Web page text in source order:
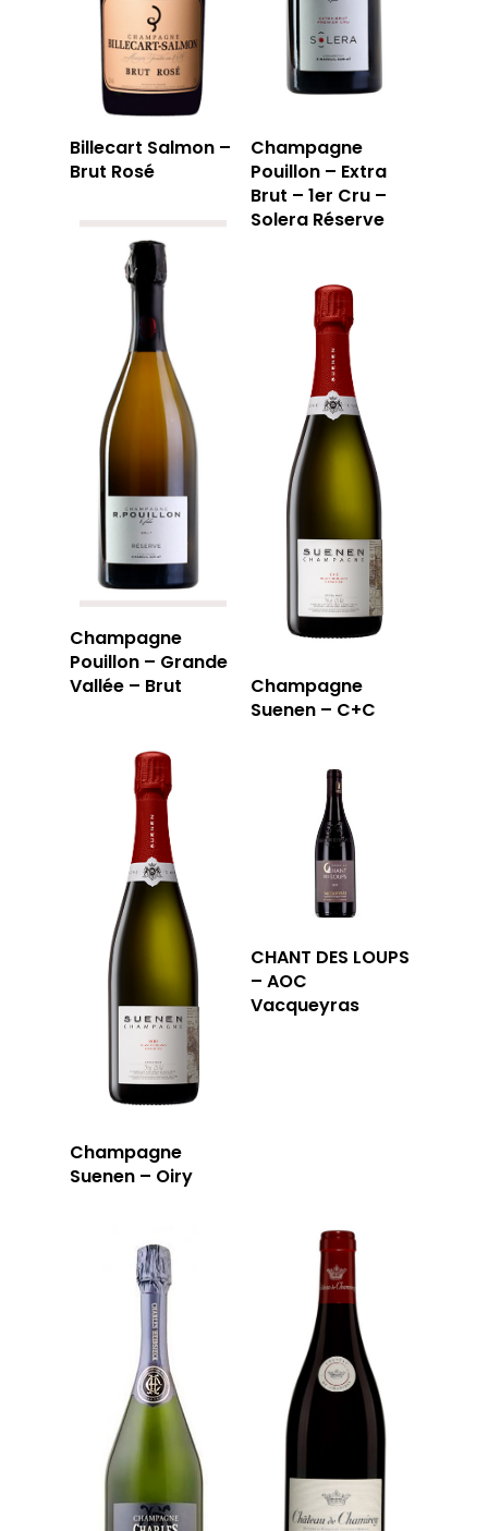
Billecart Salmon –
Brut Rosé
Champagne
Pouillon – Extra
Brut – 1er Cru –
Solera Réserve
Champagne
Pouillon – Grande
Vallée – Brut
Champagne
Suenen – C+C
Champagne
Suenen – Oiry
CHANT DES LOUPS
– AOC
Vacqueyras